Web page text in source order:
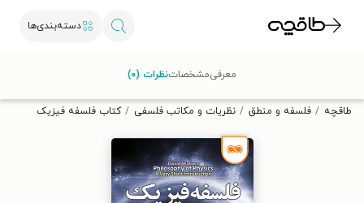
دسته‌بندی‌ها
تخفیف از طاقچه دریافت کن.
طاقچه فلسفه و منطق نظریات و مکاتب فلسفی کتاب فلسفه فیزیک
معرفیمشخصاتنظرات (۰)